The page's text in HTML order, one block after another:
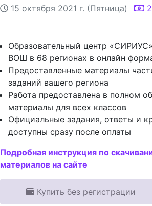
15 октября 2021 г. (Пятница)
Образовательный центр
ВОШ в 68 регионах в онлайн
Предоставленные материалы
заданий вашего региона
Работа предоставлена в полном
материалы для всех классов
Официальные задания, ответы и
доступны сразу после оплаты
Подробная инструкция по
материалов на сайте
Купить без регистрации